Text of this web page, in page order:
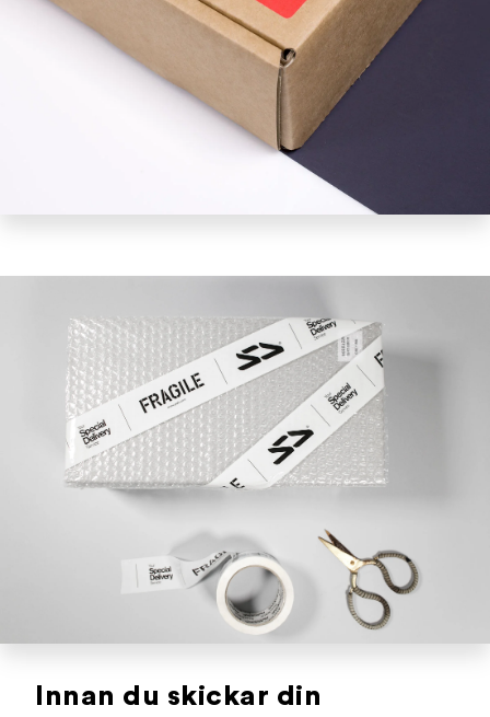
Innan du skickar din